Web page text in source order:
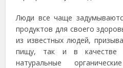
Люди все чаще
продуктов для своего
из известных людей,
пищу, так и в качестве
натуральные